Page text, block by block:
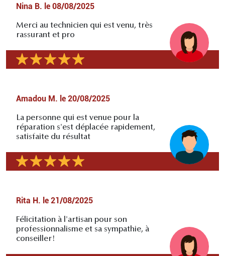
Nina B. le 08/08/2025
Merci au technicien qui est venu, très
rassurant et pro
Amadou M. le 20/08/2025
La personne qui est venue pour la
réparation s'est déplacée rapidement,
satisfaite du résultat
Rita H. le 21/08/2025
Félicitation à l'artisan pour son
professionnalisme et sa sympathie, à
conseiller!